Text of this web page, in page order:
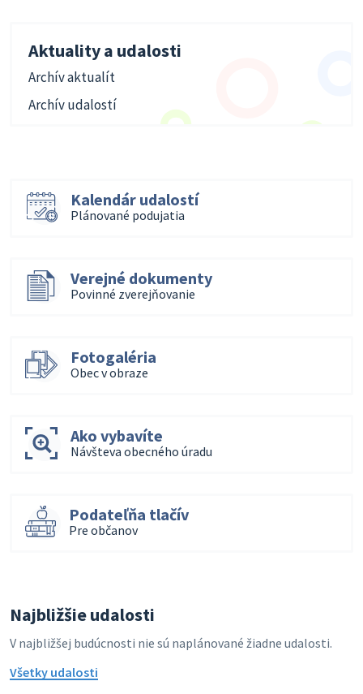
Aktuality a udalosti
Archív aktualít
Archív udalostí
Kalendár udalostí
Plánované podujatia
Verejné dokumenty
Povinné zverejňovanie
Fotogaléria
Obec v obraze
Ako vybavíte
Návšteva obecného úradu
Podateľňa tlačív
Pre občanov
Najbližšie udalosti
V najbližšej budúcnosti nie sú naplánované žiadne udalosti.
Všetky udalosti